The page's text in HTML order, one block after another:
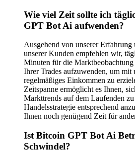
Wie viel Zeit sollte ich
GPT Bot Ai aufwenden?
Ausgehend von unserer Erfahrung
unserer Kunden empfehlen wir,
Minuten für die
Ihrer Trades aufzuwenden, um mit
regelmäßiges Einkommen zu
Zeitspanne ermöglicht es Ihnen,
Markttrends auf dem Laufenden
Handelsstrategie entsprechend
Ihnen noch genügend Zeit für
Ist Bitcoin GPT Bot Ai
Schwindel?